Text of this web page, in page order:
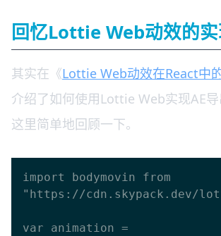
回忆Lottie Web动效的
其实在《Lottie Web动效在React中
介绍了如何使用Lottie Web实现AE导
这里简单地回顾一下。
import bodymovin from
"https://cdn.skypack.dev/
var animation =